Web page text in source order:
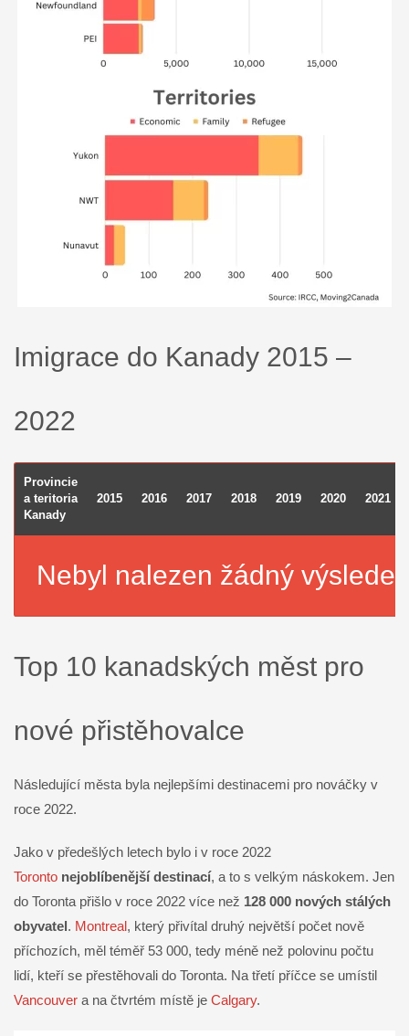
Imigrace do Kanady 2015 –
2022
Provincie
a teritoria
Kanady
2015 2016 2017 2018 2019 2020 2021
Nebyl nalezen žádný výsledek
Top 10 kanadských měst pro
nové přistěhovalce
Následující města byla nejlepšími destinacemi pro nováčky v
roce 2022.
Jako v předešlých letech bylo i v roce 2022
Toronto nejoblíbenější destinací, a to s velkým náskokem. Jen
do Toronta přišlo v roce 2022 více než 128 000 nových stálých
obyvatel. Montreal, který přivítal druhý největší počet nově
příchozích, měl téměř 53 000, tedy méně než polovinu počtu
lidí, kteří se přestěhovali do Toronta. Na třetí příčce se umístil
Vancouver a na čtvrtém místě je Calgary.